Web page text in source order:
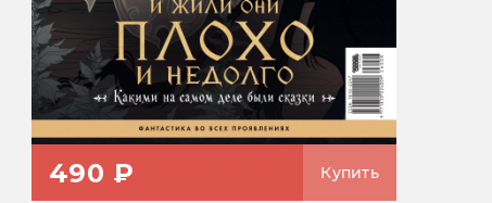
490 ₽ Купить